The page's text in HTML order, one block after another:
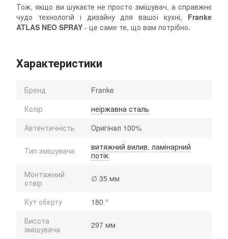
Тож, якщо ви шукаєте не просто змішувач, а справжнє
чудо технологій і дизайну для вашої кухні, Franke
ATLAS NEO SPRAY - це саме те, що вам потрібно.
Характеристики
Бренд
Franke
Колір
неіржавна сталь
Автентичність
Оригінал 100%
Тип змішувача витяжний вилив, ламінарний
потік
Монтажний
отвір
∅ 35 мм
Кут оберту
180 °
Висота
змішувача
297 мм